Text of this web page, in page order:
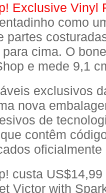
Exclusive Vinyl
como
partes
cima. O
e mede 9,1
exclusivos
nova
de
contêm
custa
Victor with